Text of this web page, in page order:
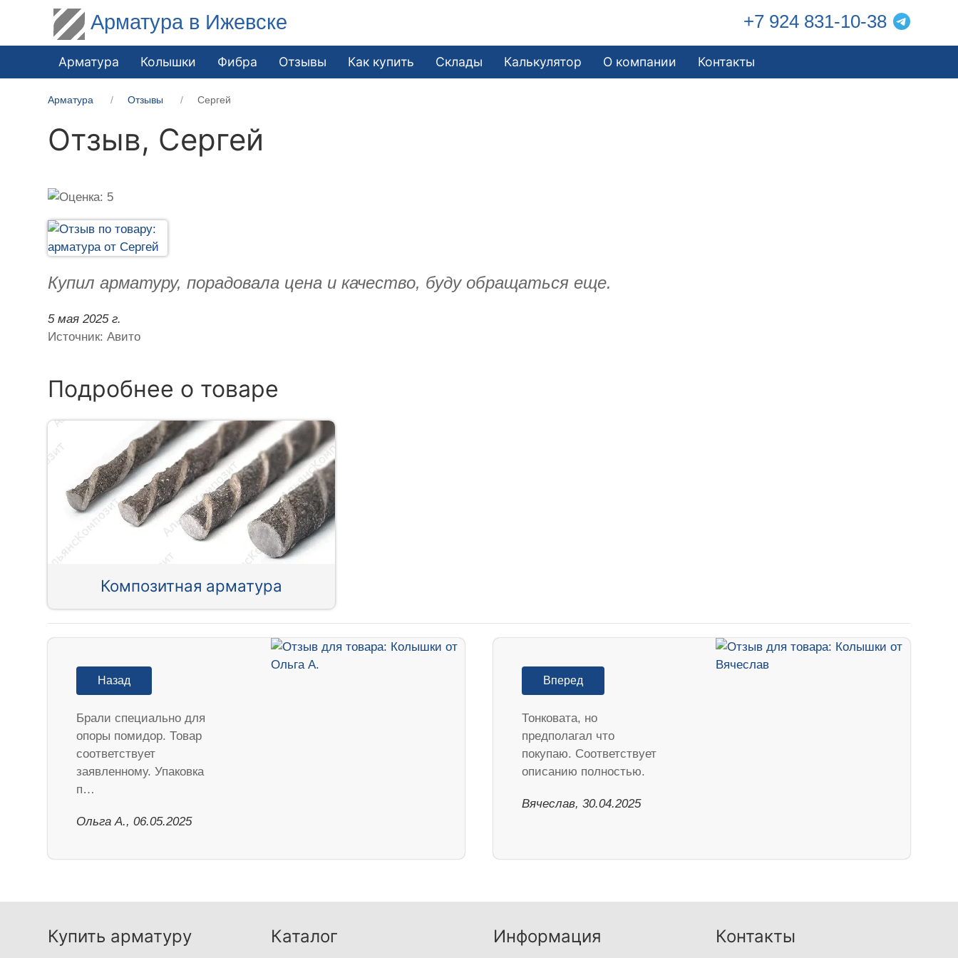
Арматура в Ижевске +7 924 831-10-38
Арматура Колышки Фибра Отзывы Как купить Склады Калькулятор О компании Контакты
Арматура Отзывы Сергей
Отзыв, Сергей
Купил арматуру, порадовала цена и качество, буду обращаться еще.
5 мая 2025 г.
Источник: Авито
Подробнее о товаре
Композитная арматура
Назад
Брали специально для
опоры помидор. Товар
соответствует
заявленному. Упаковка
п…
Ольга А., 06.05.2025
Вперед
Тонковата, но
предполагал что
покупаю. Соответствует
описанию полностью.
Вячеслав, 30.04.2025
Купить арматуру Каталог Информация Контакты